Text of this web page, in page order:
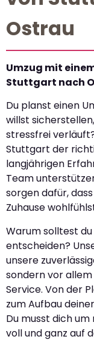
Ostrau
Umzug mit
Stuttgart nach
Du planst einen
willst
stressfrei
Stuttgart der
langjährigen
Team
sorgen dafür,
Zuhause
Warum solltest
entscheiden?
unsere
sondern vor
Service. Von der
zum Aufbau
Du musst dich
voll und ganz auf